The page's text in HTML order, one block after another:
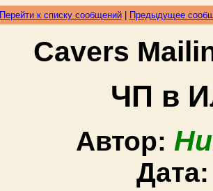
Перейти к списку сообщений| Предыдущее
Cavers
ЧП в
Автор: